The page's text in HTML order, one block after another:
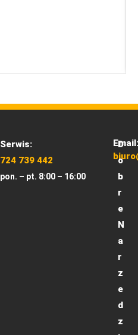
Serwis:
724 739 442
pon. – pt. 8:00 – 16:00
Email:
D
o
b
r
e
N
a
r
z
e
d
z